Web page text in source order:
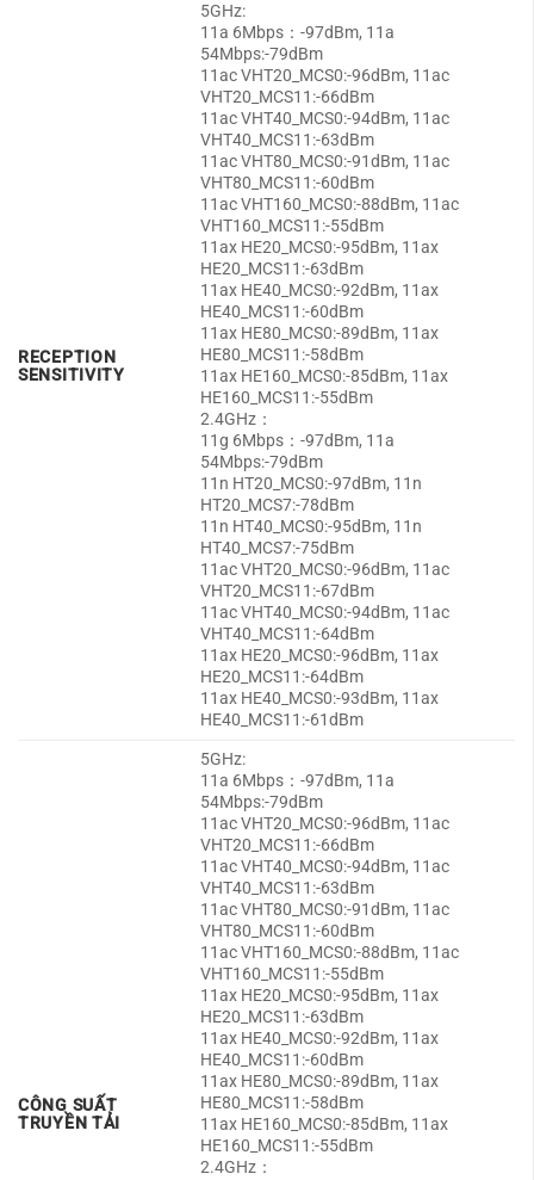
RECEPTION
SENSITIVITY
5GHz:
11a 6Mbps：-97dBm, 11a
54Mbps:-79dBm
11ac VHT20_MCS0:-96dBm, 11ac
VHT20_MCS11:-66dBm
11ac VHT40_MCS0:-94dBm, 11ac
VHT40_MCS11:-63dBm
11ac VHT80_MCS0:-91dBm, 11ac
VHT80_MCS11:-60dBm
11ac VHT160_MCS0:-88dBm, 11ac
VHT160_MCS11:-55dBm
11ax HE20_MCS0:-95dBm, 11ax
HE20_MCS11:-63dBm
11ax HE40_MCS0:-92dBm, 11ax
HE40_MCS11:-60dBm
11ax HE80_MCS0:-89dBm, 11ax
HE80_MCS11:-58dBm
11ax HE160_MCS0:-85dBm, 11ax
HE160_MCS11:-55dBm
2.4GHz：
11g 6Mbps：-97dBm, 11a
54Mbps:-79dBm
11n HT20_MCS0:-97dBm, 11n
HT20_MCS7:-78dBm
11n HT40_MCS0:-95dBm, 11n
HT40_MCS7:-75dBm
11ac VHT20_MCS0:-96dBm, 11ac
VHT20_MCS11:-67dBm
11ac VHT40_MCS0:-94dBm, 11ac
VHT40_MCS11:-64dBm
11ax HE20_MCS0:-96dBm, 11ax
HE20_MCS11:-64dBm
11ax HE40_MCS0:-93dBm, 11ax
HE40_MCS11:-61dBm
CÔNG SUẤT
TRUYỀN TẢI
5GHz:
11a 6Mbps：-97dBm, 11a
54Mbps:-79dBm
11ac VHT20_MCS0:-96dBm, 11ac
VHT20_MCS11:-66dBm
11ac VHT40_MCS0:-94dBm, 11ac
VHT40_MCS11:-63dBm
11ac VHT80_MCS0:-91dBm, 11ac
VHT80_MCS11:-60dBm
11ac VHT160_MCS0:-88dBm, 11ac
VHT160_MCS11:-55dBm
11ax HE20_MCS0:-95dBm, 11ax
HE20_MCS11:-63dBm
11ax HE40_MCS0:-92dBm, 11ax
HE40_MCS11:-60dBm
11ax HE80_MCS0:-89dBm, 11ax
HE80_MCS11:-58dBm
11ax HE160_MCS0:-85dBm, 11ax
HE160_MCS11:-55dBm
2.4GHz：